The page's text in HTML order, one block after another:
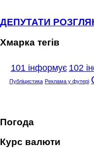
ДЕПУТАТИ
Хмарка тегів
101 інформує 102
Публіцистика Реклама у футері
Погода
Курс валюти